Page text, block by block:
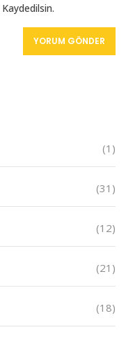
(1)
(31)
(12)
(21)
(18)